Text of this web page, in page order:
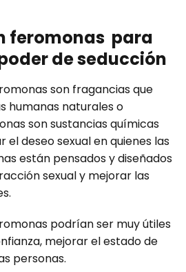
feromonas para
de seducción
son fragancias que
humanas naturales o
son sustancias químicas
el deseo sexual en quienes las
están pensados y diseñados
sexual y mejorar las
podrían ser muy útiles
mejorar el estado de
personas.